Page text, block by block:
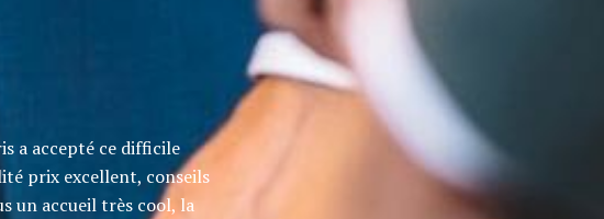
a accepté ce difficile
prix excellent, conseils
un accueil très cool, la